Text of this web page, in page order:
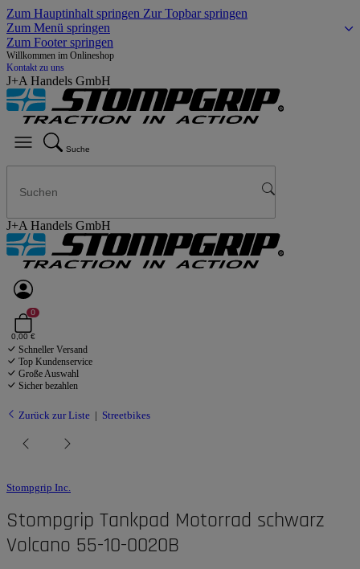
Zum Hauptinhalt springen Zur Topbar springen
Zum Menü springen
Zum Footer springen
Willkommen im Onlineshop
Kontakt zu uns
J+A Handels GmbH
Suche
J+A Handels GmbH
0
0,00 €
Schneller Versand
Top Kundenservice
Große Auswahl
Sicher bezahlen
Zurück zur Liste Streetbikes
Stompgrip Inc.
Stompgrip Tankpad Motorrad schwarz
Volcano 55-10-0020B